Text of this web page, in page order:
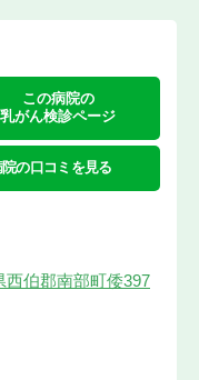
この病院の
乳がん検診ページ
の口コミを見る
伯郡南部町倭397